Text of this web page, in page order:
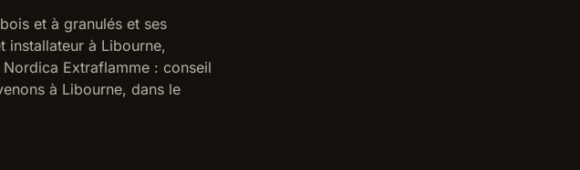
et à granulés et ses
installateur à Libourne,
Extraflamme : conseil
à Libourne, dans le